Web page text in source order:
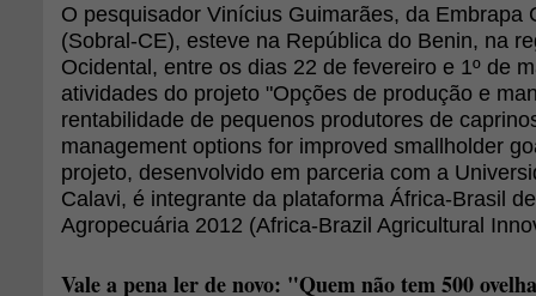
O pesquisador Vinícius Guimarães, da Embrapa
(Sobral-CE), esteve na República do Benin, na
Ocidental, entre os dias 22 de fevereiro e 1º de
atividades do projeto "Opções de produção e
rentabilidade de pequenos produtores de
management options for improved smallholder
projeto, desenvolvido em parceria com a
Calavi, é integrante da plataforma África-Brasil
Agropecuária 2012 (Africa-Brazil Agricultural
Vale a pena ler de novo: "Quem não tem 500